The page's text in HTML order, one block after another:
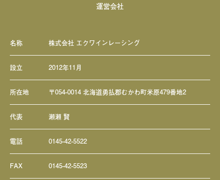
運営会社
名称 株式会社 エクワインレーシング
設立 2012年11月
所在地 〒054-0014 北海道勇払郡むかわ町米原479番地2
代表 瀬瀬 賢
電話 0145-42-5522
FAX 0145-42-5523